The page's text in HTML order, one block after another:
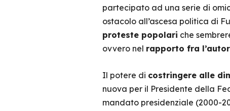
partecipato ad una serie di
ostacolo all’ascesa politica di
proteste popolari che
ovvero nel rapporto fra
Il potere di costringere alle
nuova per il Presidente della
mandato presidenziale (2000-